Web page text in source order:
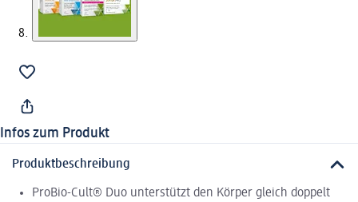
Infos zum Produkt
Produktbeschreibung
ProBio-Cult® Duo unterstützt den Körper gleich doppelt